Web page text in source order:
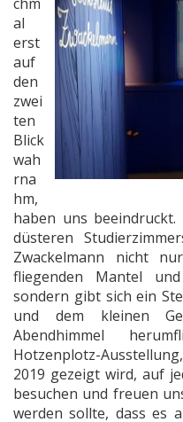
al
erst
auf
den
zwei
ten
Blick
wah
rna
hm,
haben uns
düsteren
Zwackelmann nicht
fliegenden Mantel
sondern gibt sich ein
und dem kleinen
Abendhimmel
Hotzenplotz-
2019 gezeigt wird, auf
besuchen und freuen
werden sollte, dass es